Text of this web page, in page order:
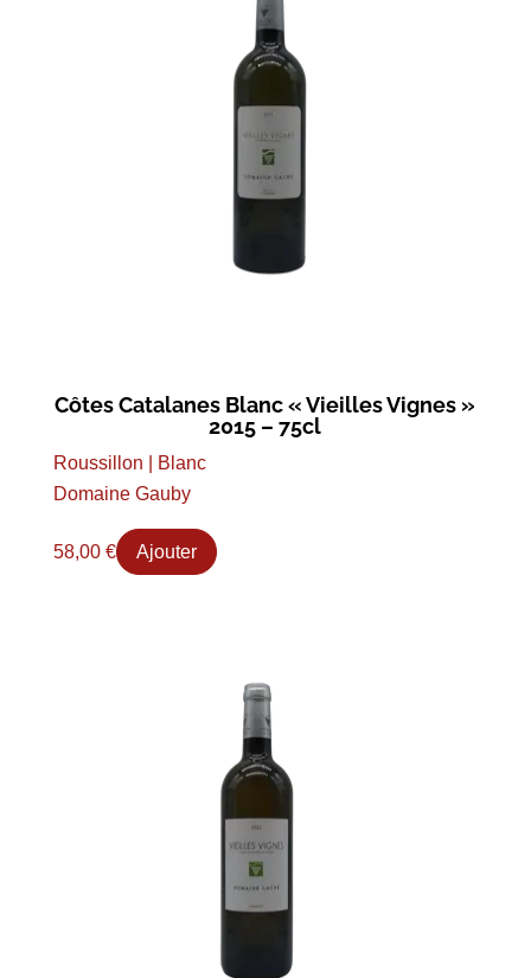
Côtes Catalanes Blanc « Vieilles Vignes »
2015 – 75cl
Roussillon | Blanc
Domaine Gauby
58,00 € Ajouter